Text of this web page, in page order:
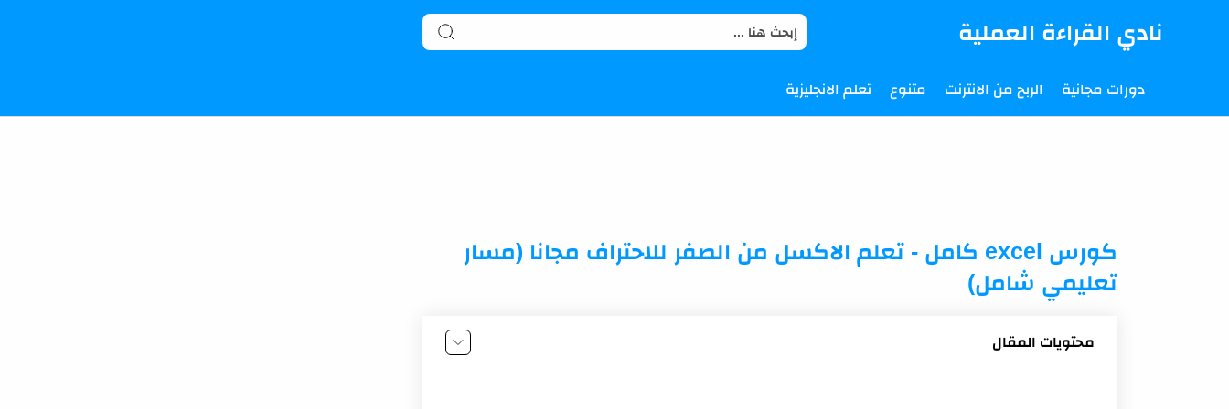
نادي القراءة العملية
دورات مجانية الربح من الانترنت متنوع تعلم الانجليزية
كورس excel كامل - تعلم الاكسل من الصفر للاحتراف مجانا (مسار
تعليمي شامل)
محتويات المقال